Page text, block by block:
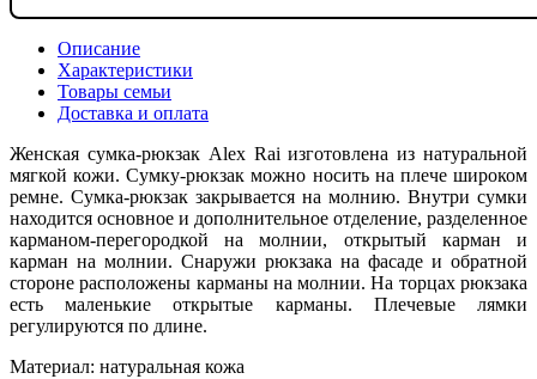
Описание
Характеристики
Товары семьи
Доставка и оплата
Женская сумка-рюкзак Alex Rai изготовлена ​​из натуральной
мягкой кожи. Сумку-рюкзак можно носить на плече широком
ремне. Сумка-рюкзак закрывается на молнию. Внутри сумки
находится основное и дополнительное отделение, разделенное
карманом-перегородкой на молнии, открытый карман и
карман на молнии. Снаружи рюкзака на фасаде и обратной
стороне расположены карманы на молнии. На торцах рюкзака
есть маленькие открытые карманы. Плечевые лямки
регулируются по длине.
Материал: натуральная кожа